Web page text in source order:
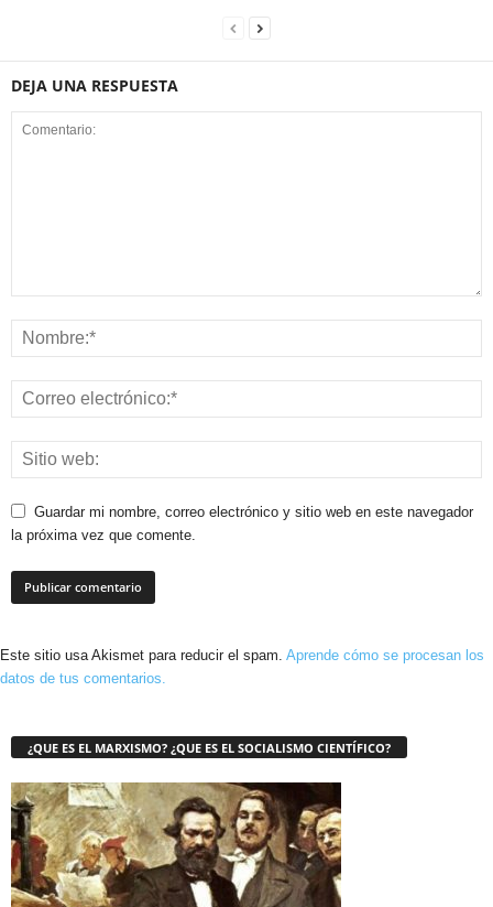
DEJA UNA RESPUESTA
Guardar mi nombre, correo electrónico y sitio web en este navegador
la próxima vez que comente.
Este sitio usa Akismet para reducir el spam. Aprende cómo se procesan los
datos de tus comentarios.
¿QUE ES EL MARXISMO? ¿QUE ES EL SOCIALISMO CIENTÍFICO?